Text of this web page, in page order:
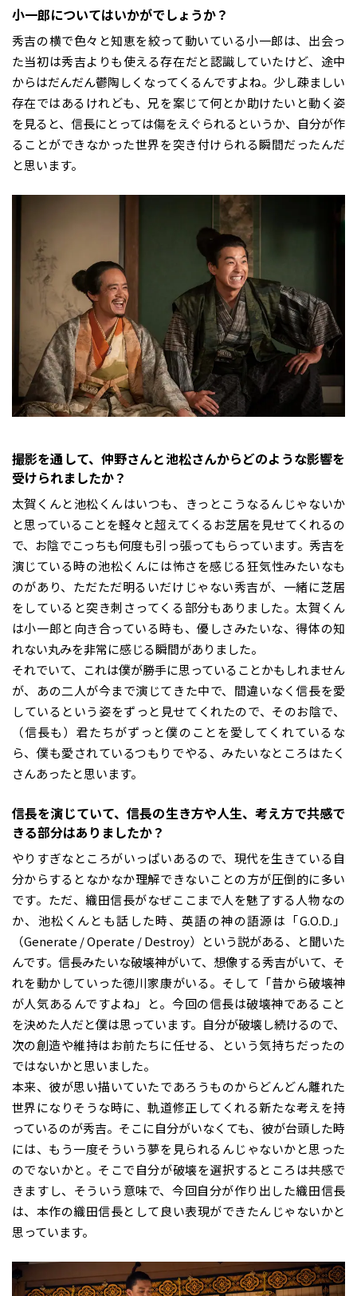
――小一郎についてはいかがでしょうか？
秀吉の横で色々と知恵を絞って動いている小一郎は、出会っ
た当初は秀吉よりも使える存在だと認識していたけど、途中
からはだんだん鬱陶しくなってくるんですよね。少し疎ましい
存在ではあるけれども、兄を案じて何とか助けたいと動く姿
を見ると、信長にとっては傷をえぐられるというか、自分が作
ることができなかった世界を突き付けられる瞬間だったんだ
と思います。
――撮影を通して、仲野さんと池松さんからどのような影響を
受けられましたか？
太賀くんと池松くんはいつも、きっとこうなるんじゃないか
と思っていることを軽々と超えてくるお芝居を見せてくれるの
で、お陰でこっちも何度も引っ張ってもらっています。秀吉を
演じている時の池松くんには怖さを感じる狂気性みたいなも
のがあり、ただただ明るいだけじゃない秀吉が、一緒に芝居
をしていると突き刺さってくる部分もありました。太賀くん
は小一郎と向き合っている時も、優しさみたいな、得体の知
れない丸みを非常に感じる瞬間がありました。
それでいて、これは僕が勝手に思っていることかもしれません
が、あの二人が今まで演じてきた中で、間違いなく信長を愛
しているという姿をずっと見せてくれたので、そのお陰で、
（信長も）君たちがずっと僕のことを愛してくれているな
ら、僕も愛されているつもりでやる、みたいなところはたく
さんあったと思います。
――信長を演じていて、信長の生き方や人生、考え方で共感で
きる部分はありましたか？
やりすぎなところがいっぱいあるので、現代を生きている自
分からするとなかなか理解できないことの方が圧倒的に多い
です。ただ、織田信長がなぜここまで人を魅了する人物なの
か、池松くんとも話した時、英語の神の語源は「G.O.D.」
（Generate / Operate / Destroy）という説がある、と聞いた
んです。信長みたいな破壊神がいて、想像する秀吉がいて、そ
れを動かしていった徳川家康がいる。そして「昔から破壊神
が人気あるんですよね」と。今回の信長は破壊神であること
を決めた人だと僕は思っています。自分が破壊し続けるので、
次の創造や維持はお前たちに任せる、という気持ちだったの
ではないかと思いました。
本来、彼が思い描いていたであろうものからどんどん離れた
世界になりそうな時に、軌道修正してくれる新たな考えを持
っているのが秀吉。そこに自分がいなくても、彼が台頭した時
には、もう一度そういう夢を見られるんじゃないかと思った
のでないかと。そこで自分が破壊を選択するところは共感で
きますし、そういう意味で、今回自分が作り出した織田信長
は、本作の織田信長として良い表現ができたんじゃないかと
思っています。